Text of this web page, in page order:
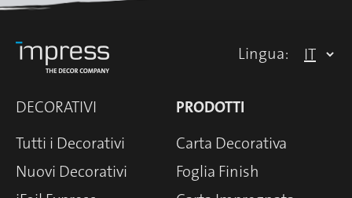
Lingua:
DECORATIVI
Tutti i Decorativi
Nuovi Decorativi
PRODOTTI
Carta Decorativa
Foglia Finish